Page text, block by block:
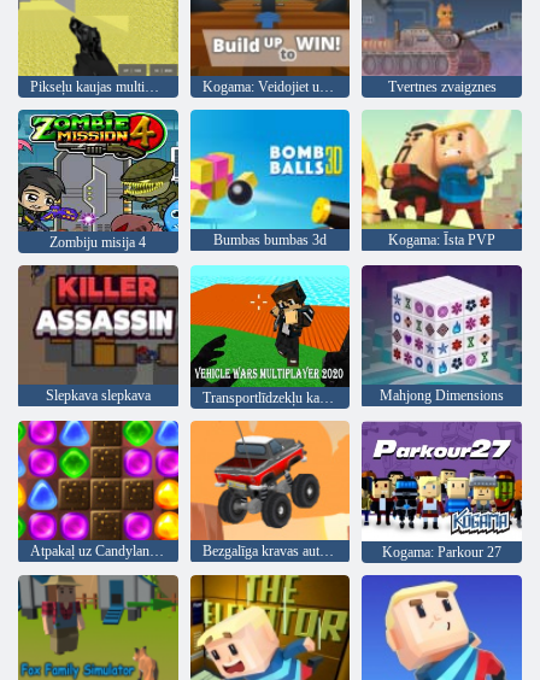
Pikseļu kaujas multiplayer Kogama: Veidojiet uzvaru Tvertnes zvaigznes
Zombiju misija 4 Bumbas bumbas 3d Kogama: Īsta PVP
Slepkava slepkava Transportlīdzekļu karu multiplayer 2020 Mahjong Dimensions
Atpakaļ uz Candyland 2 Bezgalīga kravas automašīna Kogama: Parkour 27